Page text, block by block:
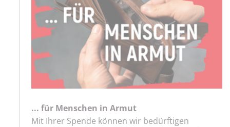
... für Menschen in Armut
Mit Ihrer Spende können wir bedürftigen